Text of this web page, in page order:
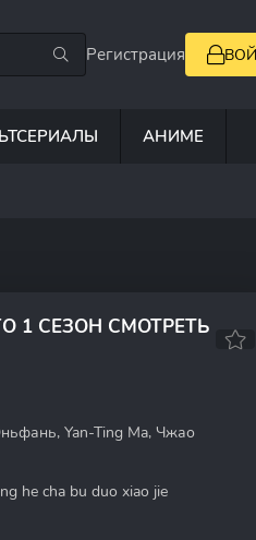
Регистрация
АНИМЕ
1 СЕЗОН СМОТРЕТЬ
Yan-Ting Ma, Чжао
he cha bu duo xiao jie